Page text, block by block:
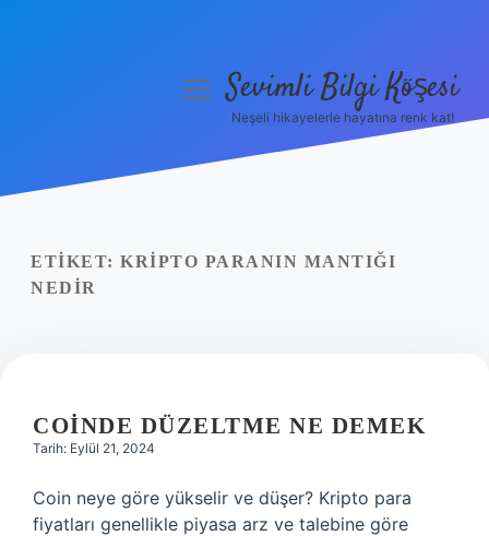
Yasal Uyarı
menüyüSevimli Bilgi Köşesi
Neşeli hikayelerle hayatına renk kat!
ETIKET: KRIPTO PARANIN MANTIĞI
NEDIR
COINDE DÜZELTME NE DEMEK
Tarih: Eylül 21, 2024
Coin neye göre yükselir ve düşer? Kripto para
fiyatları genellikle piyasa arz ve talebine göre